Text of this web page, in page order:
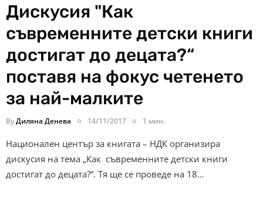
Дискусия "Как
съвременните детски книги
достигат до децата?“
поставя на фокус четенето
за най-малките
ByДиляна Денева 14/11/2017 1 мин.
Национален център за книгата – НДК организира
дискусия на тема „Как съвременните детски книги
достигат до децата?“. Тя ще се проведе на 18…